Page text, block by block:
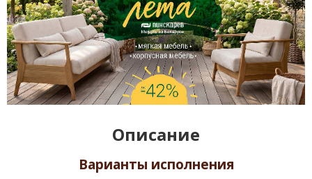
Описание
Варианты исполнения